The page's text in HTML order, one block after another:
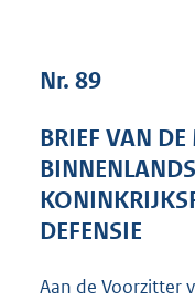
Nr. 89
BRIEF VAN
DEFENSIE
Aan de Voorzitter